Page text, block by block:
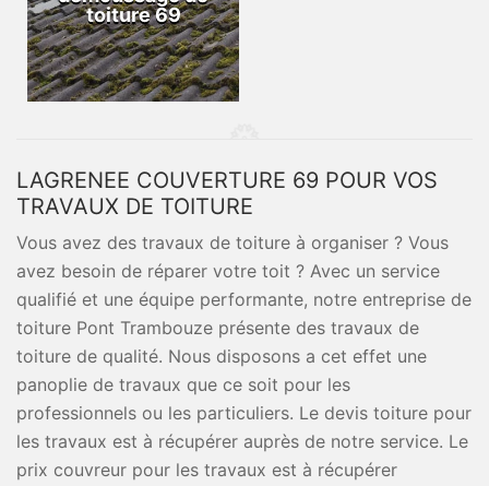
toiture 69
LAGRENEE COUVERTURE 69 POUR VOS
TRAVAUX DE TOITURE
Vous avez des travaux de toiture à organiser ? Vous
avez besoin de réparer votre toit ? Avec un service
qualifié et une équipe performante, notre entreprise de
toiture Pont Trambouze présente des travaux de
toiture de qualité. Nous disposons a cet effet une
panoplie de travaux que ce soit pour les
professionnels ou les particuliers. Le devis toiture pour
les travaux est à récupérer auprès de notre service. Le
prix couvreur pour les travaux est à récupérer